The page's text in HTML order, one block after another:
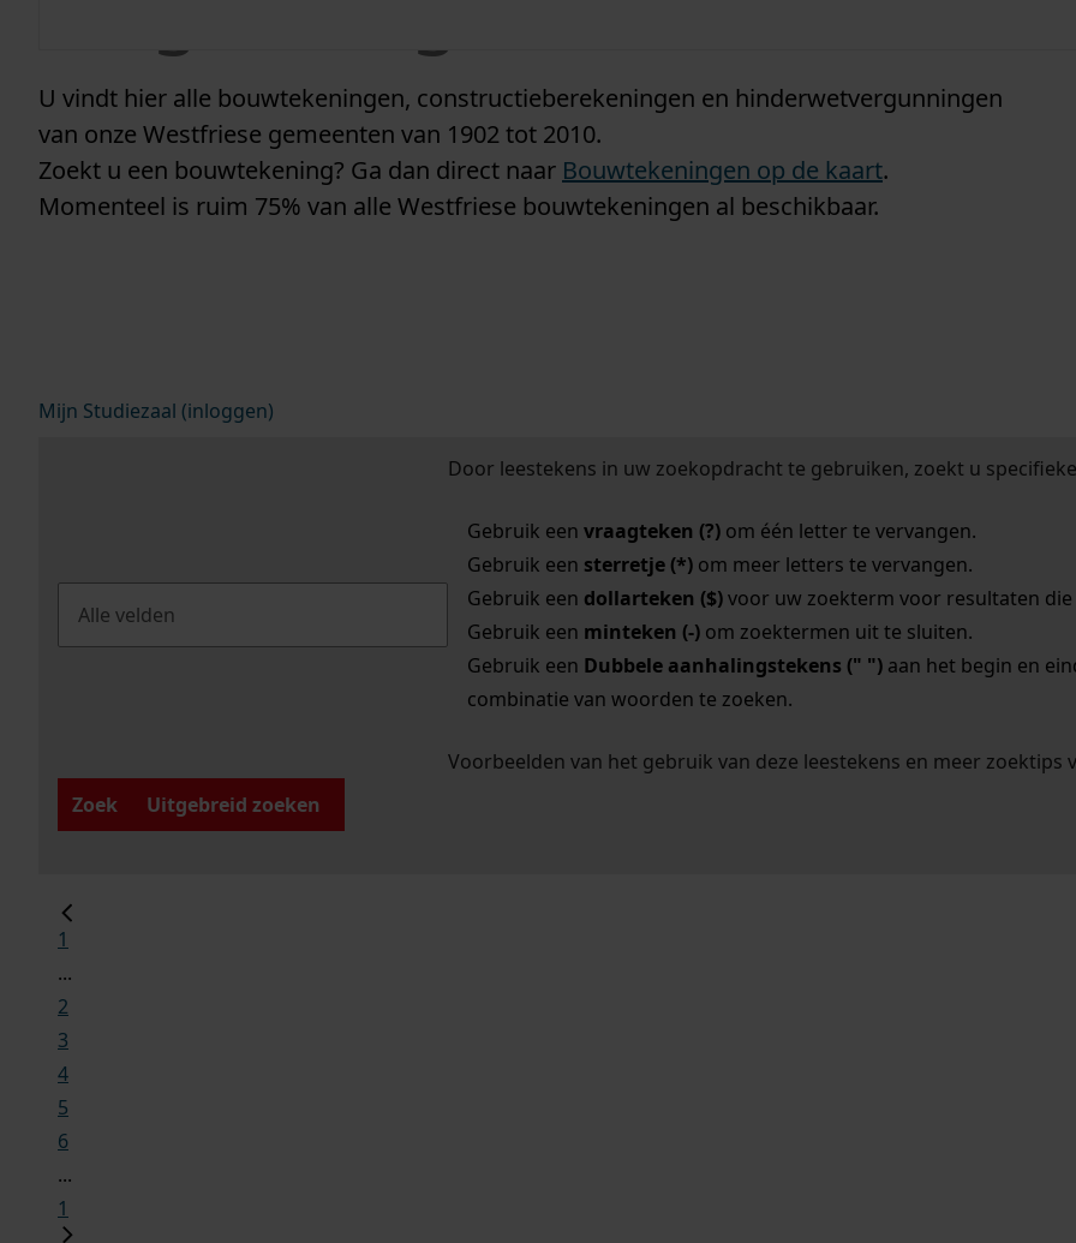
U vindt hier alle bouwtekeningen, constructieberekeningen en hinderwetvergunningen
van onze Westfriese gemeenten van 1902 tot 2010.
Zoekt u een bouwtekening? Ga dan direct naar Bouwtekeningen op de kaart.
Momenteel is ruim 75% van alle Westfriese bouwtekeningen al beschikbaar.
Mijn Studiezaal (inloggen)
Door leestekens in uw zoekopdracht te gebruiken, zoekt u
Gebruik een vraagteken (?)om één letter te vervangen.
Gebruik een sterretje (*)om meer letters te vervangen.
Gebruik een dollarteken ($)voor uw zoekterm voor resultaten die
Gebruik een minteken (-)om zoektermen uit te sluiten.
Gebruik een Dubbele aanhalingstekens (" ")aan het begin en
combinatie van woorden te zoeken.
Voorbeelden van het gebruik van deze leestekens en meer zoektips
Zoek
Uitgebreid zoeken
1
...
2
3
4
5
6
...
1